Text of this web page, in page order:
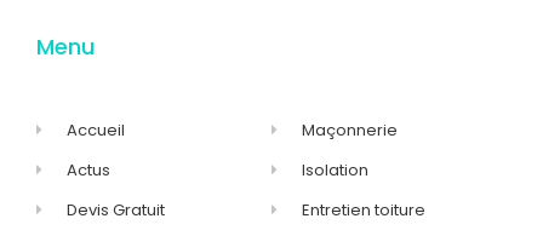
Menu
Accueil
Actus
Devis Gratuit
Maçonnerie
Isolation
Entretien toiture